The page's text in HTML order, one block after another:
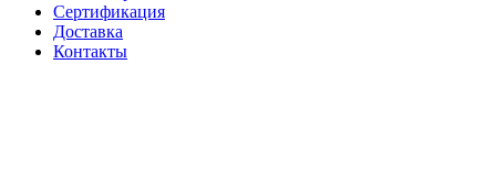
Сертификация
Доставка
Контакты